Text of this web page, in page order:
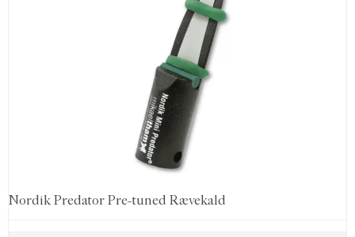
Nordik Predator Pre-tuned Rævekald